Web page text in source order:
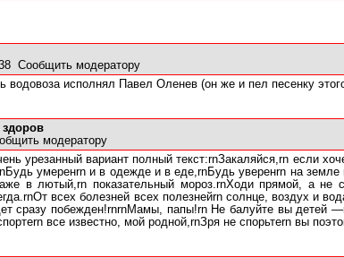
Сообщить модератору
исполнял Павел Оленев (он же и пел песенку
модератору
урезанный вариант полный текст:rnЗакаляйся,rn если
умеренrn и в одежде и в еде,rnБудь уверенrn на
в лютый,rn показательный мороз.rnХоди прямой, а не
всех болезней всех полезнейrn солнце, воздух и
сразу побежден!rnrnМамы, папы!rn Не балуйте вы
все известно, мой родной,rnЗря не спорьтеrn вы